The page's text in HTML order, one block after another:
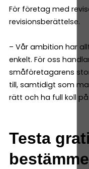
För företag med
revisionsberättelse.
– Vår ambition har
enkelt. För oss
småföretagarens
till, samtidigt som
rätt och ha full koll
Testa